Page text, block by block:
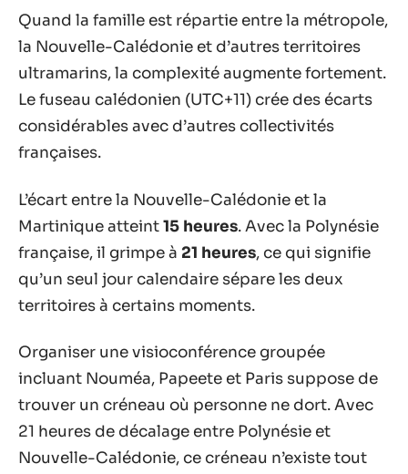
Quand la famille est répartie entre la métropole,
la Nouvelle-Calédonie et d’autres territoires
ultramarins, la complexité augmente fortement.
Le fuseau calédonien (UTC+11) crée des écarts
considérables avec d’autres collectivités
françaises.
L’écart entre la Nouvelle-Calédonie et la
Martinique atteint15 heures. Avec la Polynésie
française, il grimpe à 21 heures, ce qui signifie
qu’un seul jour calendaire sépare les deux
territoires à certains moments.
Organiser une visioconférence groupée
incluant Nouméa, Papeete et Paris suppose de
trouver un créneau où personne ne dort. Avec
21 heures de décalage entre Polynésie et
Nouvelle-Calédonie, ce créneau n’existe tout